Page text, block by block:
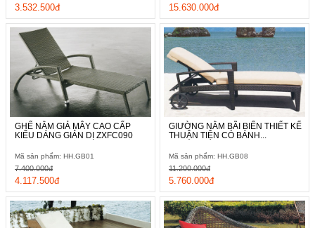
3.532.500đ 15.630.000đ
GHẾ NẰM GIẢ MÂY CAO CẤP
KIỂU DÁNG GIẢN DỊ ZXFC090
Mã sản phẩm: HH.GB01
4.117.500đ
7.400.000đ
GIƯỜNG NẰM BÃI BIỂN THIẾT KẾ
THUẬN TIỆN CÓ BÁNH...
Mã sản phẩm: HH.GB08
5.760.000đ
11.200.000đ